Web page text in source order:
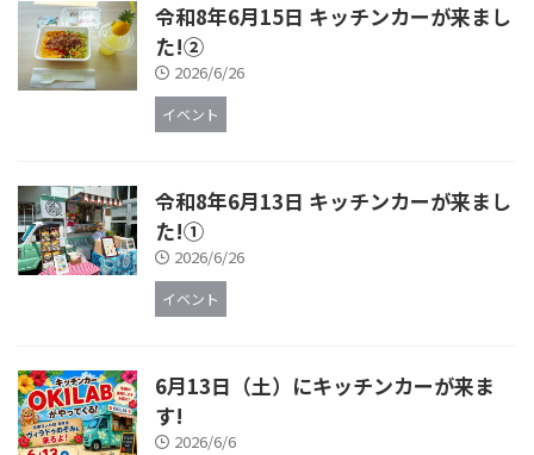
令和8年6月15日 キッチンカーが来まし
た!②
2026/6/26
イベント
令和8年6月13日 キッチンカーが来まし
た!①
2026/6/26
イベント
6月13日（土）にキッチンカーが来ま
す!
2026/6/6